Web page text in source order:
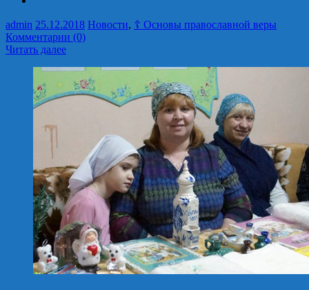
admin 25.12.2018 Новости, ☦ Основы православной веры
Комментарии (0)
Читать далее